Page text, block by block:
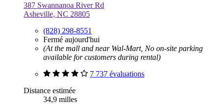
387 Swannanoa River Rd
Asheville, NC 28805
(828) 298-8551
Fermé aujourd'hui
(At the mall and near Wal-Mart, No on-site parking
available for customers during rental)
7 737 évaluations
Distance estimée
34,9 milles